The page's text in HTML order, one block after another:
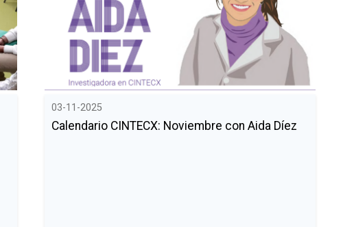
03-11-2025
Calendario CINTECX: Noviembre con Aida Díez